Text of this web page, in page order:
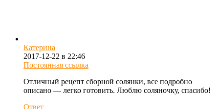
Катерина
2017-12-22 в 22:46
Постоянная ссылка
Отличный рецепт сборной солянки, все подробно
описано — легко готовить. Люблю соляночку, спасибо!
Ответ